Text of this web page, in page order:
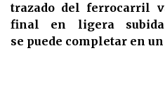
trazado del ferrocarril
final en ligera
se puede completar en